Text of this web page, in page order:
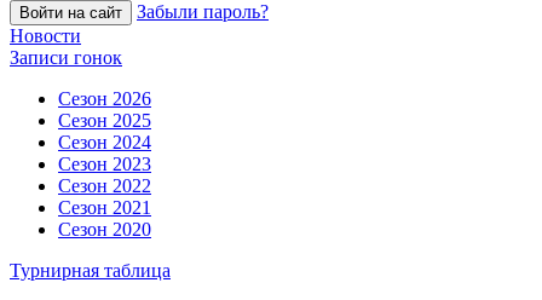
Войти на сайт
Забыли пароль?
Новости
Записи гонок
Сезон 2026
Сезон 2025
Сезон 2024
Сезон 2023
Сезон 2022
Сезон 2021
Сезон 2020
Турнирная таблица